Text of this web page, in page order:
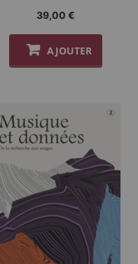
39,00 €
AJOUTER